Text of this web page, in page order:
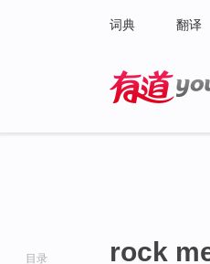
词典 翻译
目录 rock